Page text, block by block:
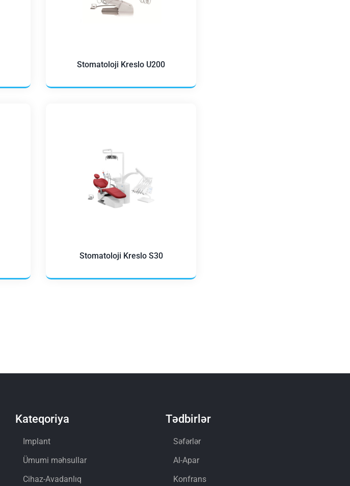
Stomatoloji Kreslo U200
Stomatoloji Kreslo S30
Kateqoriya
Implant
Ümumi məhsullar
Cihaz-Avadanlıq
Tədbirlər
Səfərlər
Al-Apar
Konfrans